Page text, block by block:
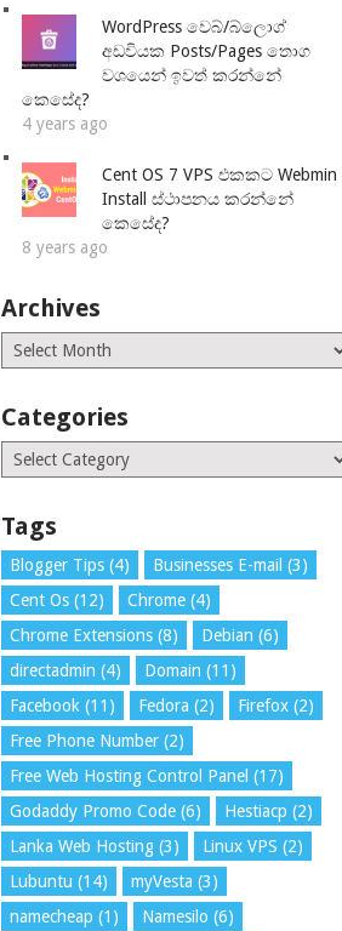
WordPress වෙබ්/බ්ලොග්
අඩවියක Posts/Pages තොග
වශයෙන් ඉවත් කරන්නේ
කෙසේද?
4 years ago
Cent OS 7 VPS එකකට Webmin
Install ස්ථාපනය කරන්නේ
කෙසේද?
8 years ago
Archives
Archives
Categories
Categories
Tags
Blogger Tips (4) Businesses E-mail (3)
Cent Os (12) Chrome (4)
Chrome Extensions (8) Debian (6)
directadmin (4) Domain (11)
Facebook (11) Fedora (2) Firefox (2)
Free Phone Number (2)
Free Web Hosting Control Panel (17)
Godaddy Promo Code (6) Hestiacp (2)
Lanka Web Hosting (3) Linux VPS (2)
Lubuntu (14) myVesta (3)
namecheap (1) Namesilo (6)